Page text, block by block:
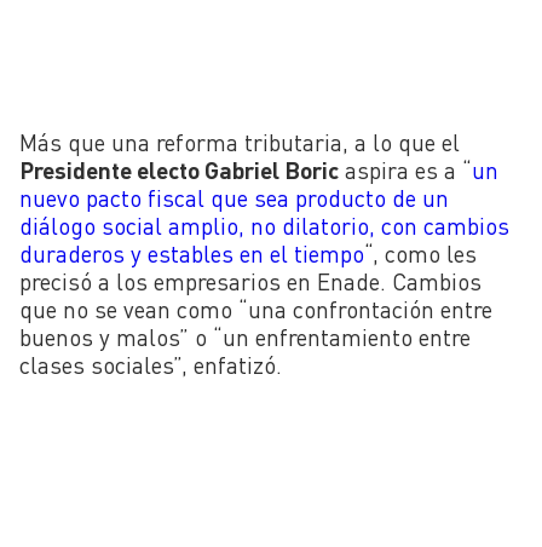
Más que una reforma tributaria, a lo que el
Presidente electo Gabriel Boric aspira es a “un
nuevo pacto fiscal que sea producto de un
diálogo social amplio, no dilatorio, con cambios
duraderos y estables en el tiempo“, como les
precisó a los empresarios en Enade. Cambios
que no se vean como “una confrontación entre
buenos y malos” o “un enfrentamiento entre
clases sociales”, enfatizó.